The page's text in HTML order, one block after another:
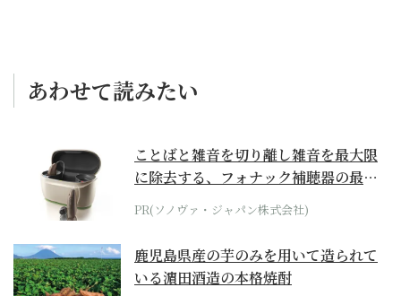
あわせて読みたい
ことばと雑音を切り離し雑音を最大限
に除去する、フォナック補聴器の最上
位モデル
PR(ソノヴァ・ジャパン株式会社)
鹿児島県産の芋のみを用いて造られて
いる濵田酒造の本格焼酎